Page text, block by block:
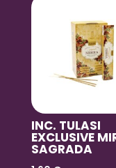
INC. TULASI
EXCLUSIVE
SAGRADA